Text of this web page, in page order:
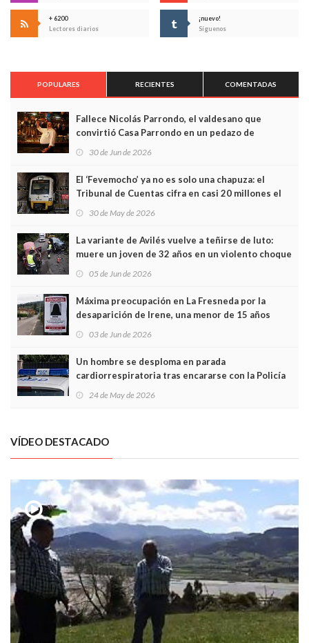
+ 6200
Lectores diarios
¡nuevo!
Síguenos
POPULARES RECIENTES COMENTADAS
Fallece Nicolás Parrondo, el valdesano que
convirtió Casa Parrondo en un pedazo de
30 de Jun de 2026
El ‘Fevemocho’ ya no es solo una chapuza: el
Tribunal de Cuentas cifra en casi 20 millones el
30 de May de 2026
La variante de Avilés vuelve a teñirse de luto:
muere un joven de 32 años en un violento choque
05 de Jun de 2026
Máxima preocupación en La Fresneda por la
desaparición de Irene, una menor de 15 años
03 de Jun de 2026
Un hombre se desploma en parada
cardiorrespiratoria tras encararse con la Policía
24 de May de 2026
VÍDEO DESTACADO